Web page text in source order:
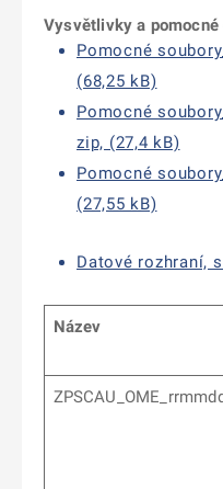
Vysvětlivky a
Pomocné
(68,25 kB)
Pomocné
zip, (27,4 kB)
Pomocné
(27,55 kB)
Datové rozhraní,
Název